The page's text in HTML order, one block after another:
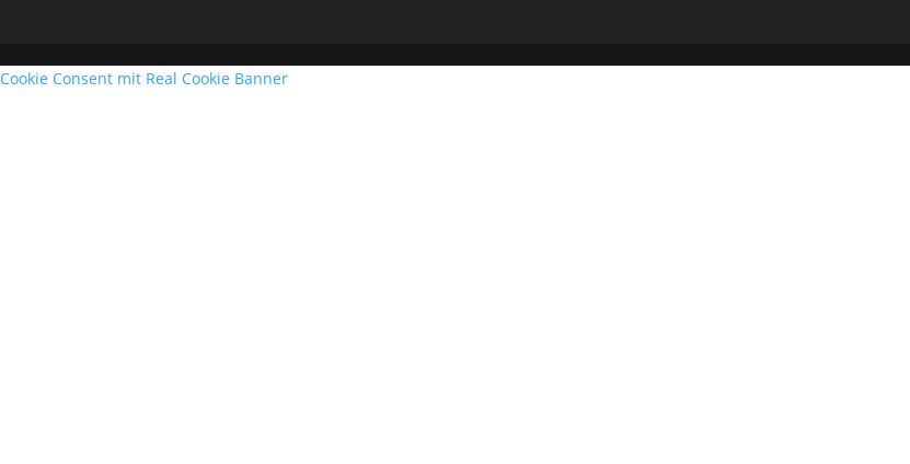
Cookie Consent mit Real Cookie Banner